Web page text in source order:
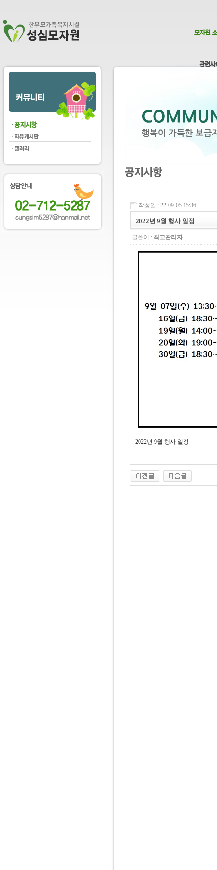
작성일 : 22-09-05 15:36
2022년 9월 행사 일정
글쓴이 : 최고관리자
2022년 9월 행사 일정